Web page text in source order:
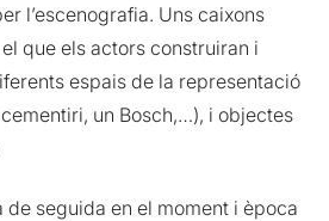
l’escenografia. Uns caixons
que els actors construiran i
espais de la representació
cementiri, un Bosch,…), i objectes
de seguida en el moment i època